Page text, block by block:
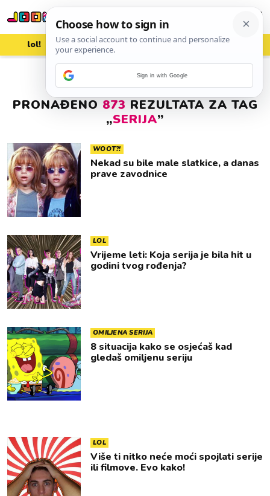
lol! aww vrh! woot?!
PRONAĐENO 873 REZULTATA ZA TAG
„SERIJA”
WOOT?!
Nekad su bile male slatkice, a danas
prave zavodnice
LOL
Vrijeme leti: Koja serija je bila hit u
godini tvog rođenja?
OMILJENA SERIJA
8 situacija kako se osjećaš kad
gledaš omiljenu seriju
LOL
Više ti nitko neće moći spojlati serije
ili filmove. Evo kako!
Sign in with Google